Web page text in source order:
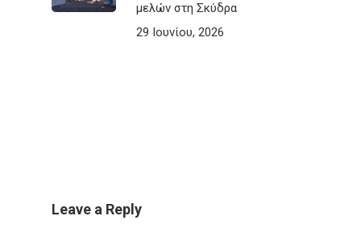
μελών στη Σκύδρα
29 Ιουνίου, 2026
Leave a Reply